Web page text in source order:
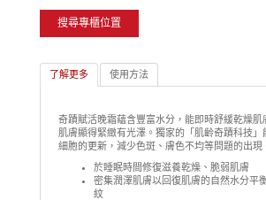
搜尋專櫃位置
了解更多 使用方法
奇蹟賦活晚霜蘊含豐富水分，能即時舒緩乾燥肌
肌膚顯得緊緻有光澤。獨家的「肌齡奇蹟科技」
細胞的更新，減少色斑、膚色不均等問題的出現
於睡眠時間修復滋養乾燥、脆弱肌膚
密集潤澤肌膚以回復肌膚的自然水分平
紋